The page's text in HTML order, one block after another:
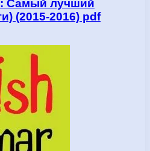
Самый лучший
(2015-2016) pdf